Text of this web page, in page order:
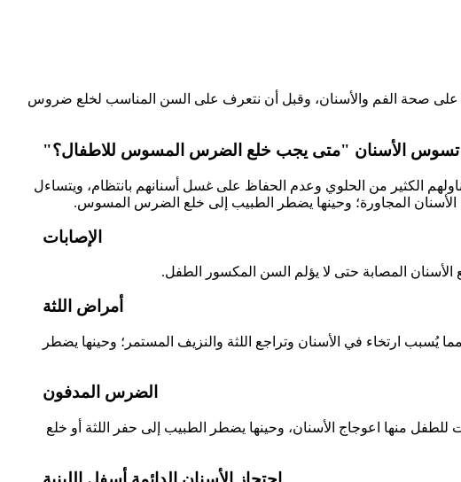
على صحة الفم والأسنان، وقبل أن نتعرف على السن المناسب لخلع ضروس
تسوس الأسنان "متى يجب خلع الضرس المسوس للاطفال؟"
الكثير من الحلوي وعدم الحفاظ على غسل أسنانهم بانتظام، ويتساءل
المجاورة؛ وحينها يضطر الطبيب إلى خلع الضرس المسوس.
الإصابات
المصابة حتى لا يؤلم السن المكسور الطفل.
أمراض اللثة
يُسبب ارتخاء في الأسنان وتراجع اللثة والنزيف المستمر؛ وحينها يضطر
الضرس المدفون
منها اعوجاج الأسنان، وحينها يضطر الطبيب إلى حفر اللثة أو خلع